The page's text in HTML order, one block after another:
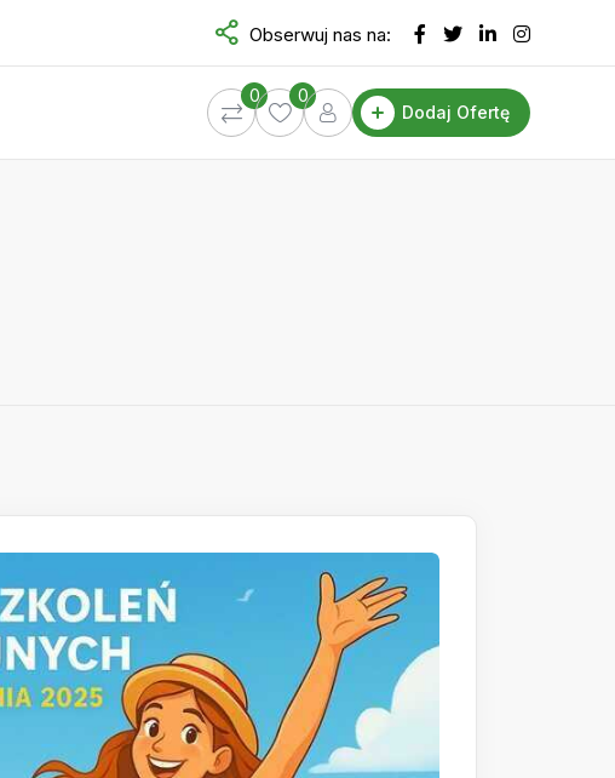
Obserwuj nas na:
0
0
Dodaj Ofertę